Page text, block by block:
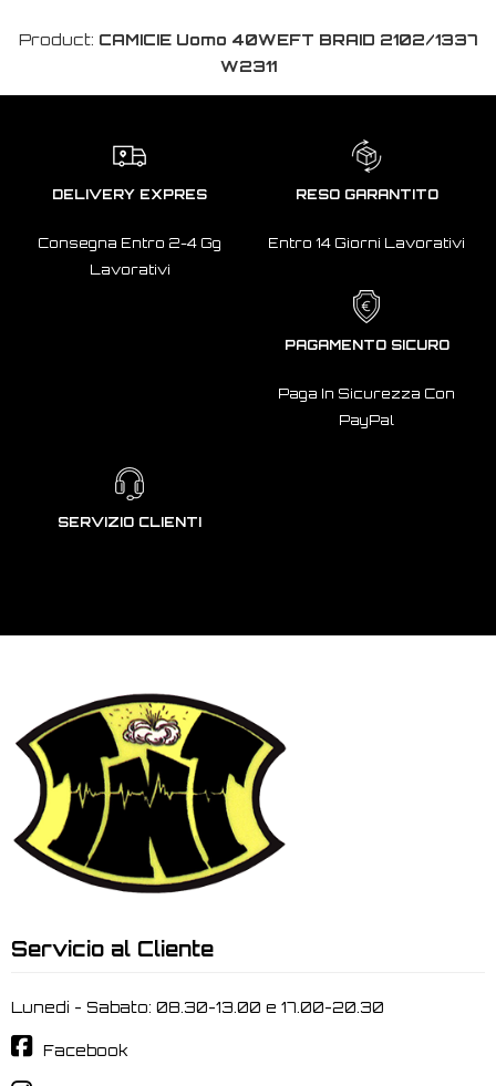
Product: CAMICIE Uomo 40WEFT BRAID 2102/1337
W2311
DELIVERY EXPRES
Consegna Entro 2-4 Gg
Lavorativi
RESO GARANTITO
Entro 14 Giorni Lavorativi
PAGAMENTO SICURO
Paga In Sicurezza Con
PayPal
SERVIZIO CLIENTI
Servicio al Cliente
Lunedi - Sabato: 08.30-13.00 e 17.00-20.30
Facebook